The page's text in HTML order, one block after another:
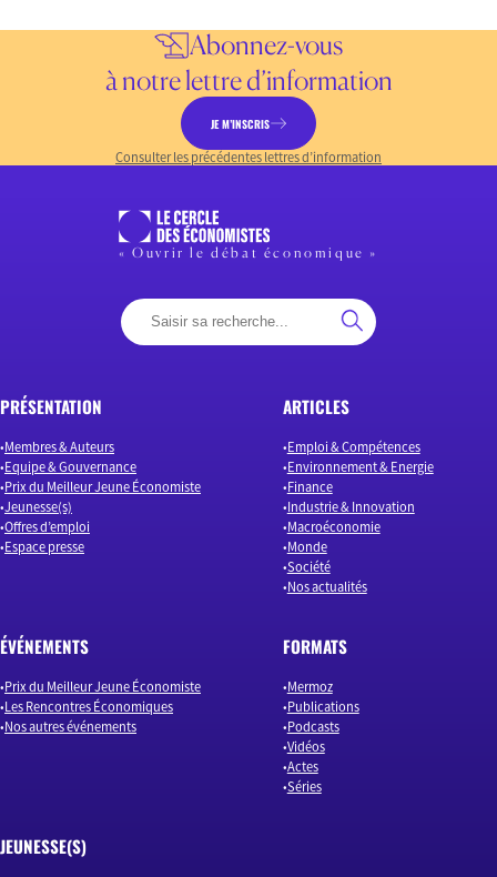
Abonnez-vous
à notre lettre d’information
JE M’INSCRIS
Consulter les précédentes lettres d’information
« Ouvrir le débat économique »
PRÉSENTATION
Membres & Auteurs
Equipe & Gouvernance
Prix du Meilleur Jeune Économiste
Jeunesse(s)
Offres d’emploi
Espace presse
ARTICLES
Emploi & Compétences
Environnement & Energie
Finance
Industrie & Innovation
Macroéconomie
Monde
Société
Nos actualités
ÉVÉNEMENTS
Prix du Meilleur Jeune Économiste
Les Rencontres Économiques
Nos autres événements
FORMATS
Mermoz
Publications
Podcasts
Vidéos
Actes
Séries
JEUNESSE(S)